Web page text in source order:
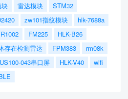
块 雷达模块
STM32
zw101指纹模块
hlk-7688a
FM225
HLK-B26
存在检测雷达 FPM383
rm08k
043串口屏 HLK-V40
wifi